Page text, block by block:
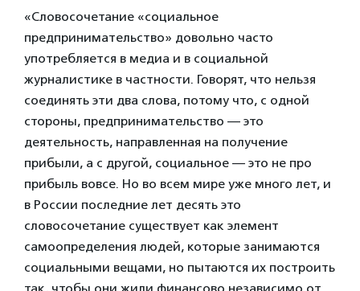
«Словосочетание «социальное
предпринимательство» довольно часто
употребляется в медиа и в социальной
журналистике в частности. Говорят, что нельзя
соединять эти два слова, потому что, с одной
стороны, предпринимательство — это
деятельность, направленная на получение
прибыли, а с другой, социальное — это не про
прибыль вовсе. Но во всем мире уже много лет, и
в России последние лет десять это
словосочетание существует как элемент
самоопределения людей, которые занимаются
социальными вещами, но пытаются их построить
так, чтобы они жили финансово независимо от